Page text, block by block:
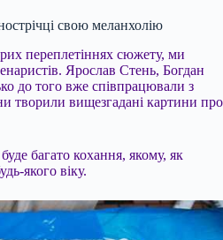
свою меланхолію
переплетіннях сюжету, ми
Ярослав Стень, Богдан
до того вже співпрацювали з
творили вищезгадані картини про
багато кохання, якому, як
якого віку.